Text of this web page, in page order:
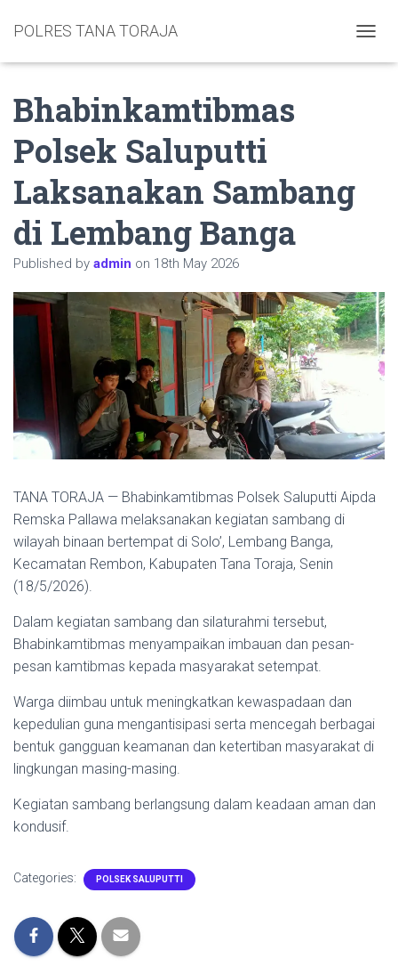
POLRES TANA TORAJA
Bhabinkamtibmas
Polsek Saluputti
Laksanakan Sambang
di Lembang Banga
Published by admin on 18th May 2026
TANA TORAJA — Bhabinkamtibmas Polsek Saluputti Aipda
Remska Pallawa melaksanakan kegiatan sambang di
wilayah binaan bertempat di Solo’, Lembang Banga,
Kecamatan Rembon, Kabupaten Tana Toraja, Senin
(18/5/2026).
Dalam kegiatan sambang dan silaturahmi tersebut,
Bhabinkamtibmas menyampaikan imbauan dan pesan-
pesan kamtibmas kepada masyarakat setempat.
Warga diimbau untuk meningkatkan kewaspadaan dan
kepedulian guna mengantisipasi serta mencegah berbagai
bentuk gangguan keamanan dan ketertiban masyarakat di
lingkungan masing-masing.
Kegiatan sambang berlangsung dalam keadaan aman dan
kondusif.
Categories: POLSEK SALUPUTTI